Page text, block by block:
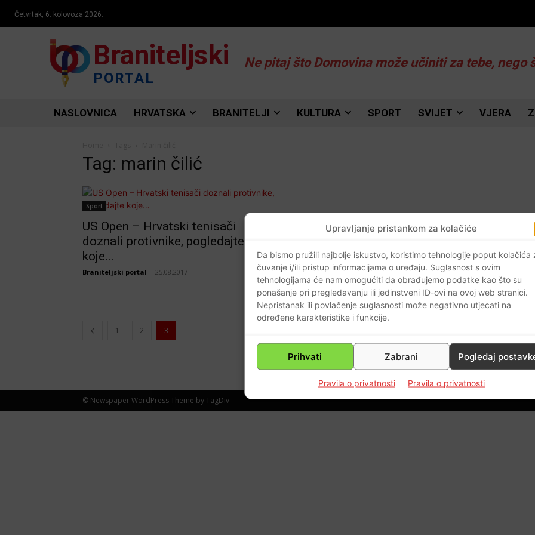
Upravljanje pristankom za kolačiće
Da bismo pružili najbolje iskustvo, koristimo tehnologije poput kolačića
čuvanje i/ili pristup informacijama o uređaju. Suglasnost s ovim
tehnologijama će nam omogućiti da obrađujemo podatke kao što su
ponašanje pri pregledavanju ili jedinstveni ID-ovi na ovoj web stranici.
Nepristanak ili povlačenje suglasnosti može negativno utjecati na
određene karakteristike i funkcije.
Prihvati Zabrani Pogledaj
Pravila o privatnosti Pravila o privatnosti
Četvrtak, 6. kolovoza 2026.
Braniteljski
PORTAL
Ne pitaj što Domovina može učiniti za tebe, nego
NASLOVNICA HRVATSKA BRANITELJI KULTURA SPORT SVIJET VJERA
Tag: marin čilić
Sport
US Open – Hrvatski tenisači
doznali protivnike, pogledajte
koje…
Braniteljski portal 25.08.2017 0
1 2 3
© Newspaper WordPress Theme by TagDiv